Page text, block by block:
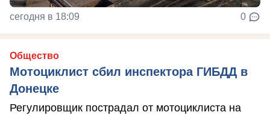
сегодня в 18:09 0
Общество
Мотоциклист сбил инспектора ГИБДД в
Донецке
Регулировщик пострадал от мотоциклиста на